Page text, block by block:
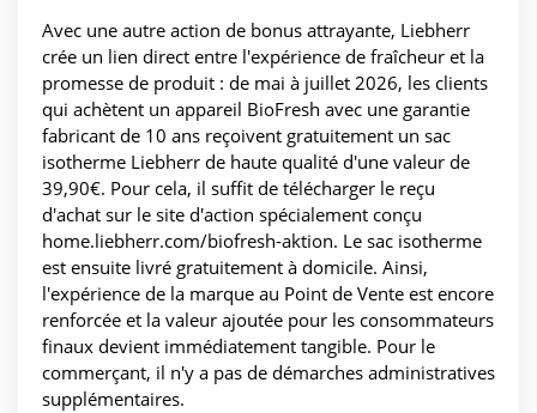
Avec une autre action de bonus attrayante, Liebherr
crée un lien direct entre l'expérience de fraîcheur et la
promesse de produit : de mai à juillet 2026, les clients
qui achètent un appareil BioFresh avec une garantie
fabricant de 10 ans reçoivent gratuitement un sac
isotherme Liebherr de haute qualité d'une valeur de
39,90€. Pour cela, il suffit de télécharger le reçu
d'achat sur le site d'action spécialement conçu
home.liebherr.com/biofresh-aktion. Le sac isotherme
est ensuite livré gratuitement à domicile. Ainsi,
l'expérience de la marque au Point de Vente est encore
renforcée et la valeur ajoutée pour les consommateurs
finaux devient immédiatement tangible. Pour le
commerçant, il n'y a pas de démarches administratives
supplémentaires.